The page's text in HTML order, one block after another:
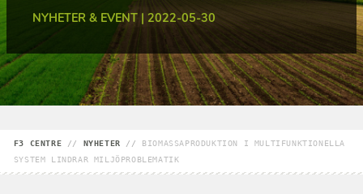
NYHETER & EVENT | 2022-05-30
F3 CENTRE // NYHETER // BIOMASSAPRODUKTION I MULTIFUNKTIONELLA
SYSTEM LINDRAR MILJÖPROBLEMATIK